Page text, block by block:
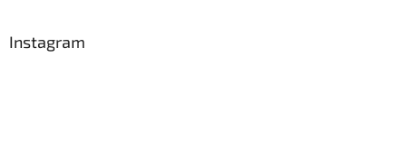
Instagram